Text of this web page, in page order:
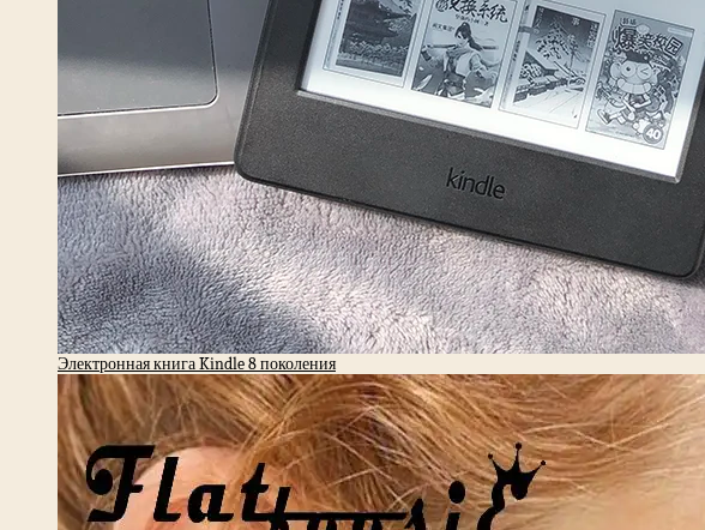
Электронная книга Kindle 8 поколения